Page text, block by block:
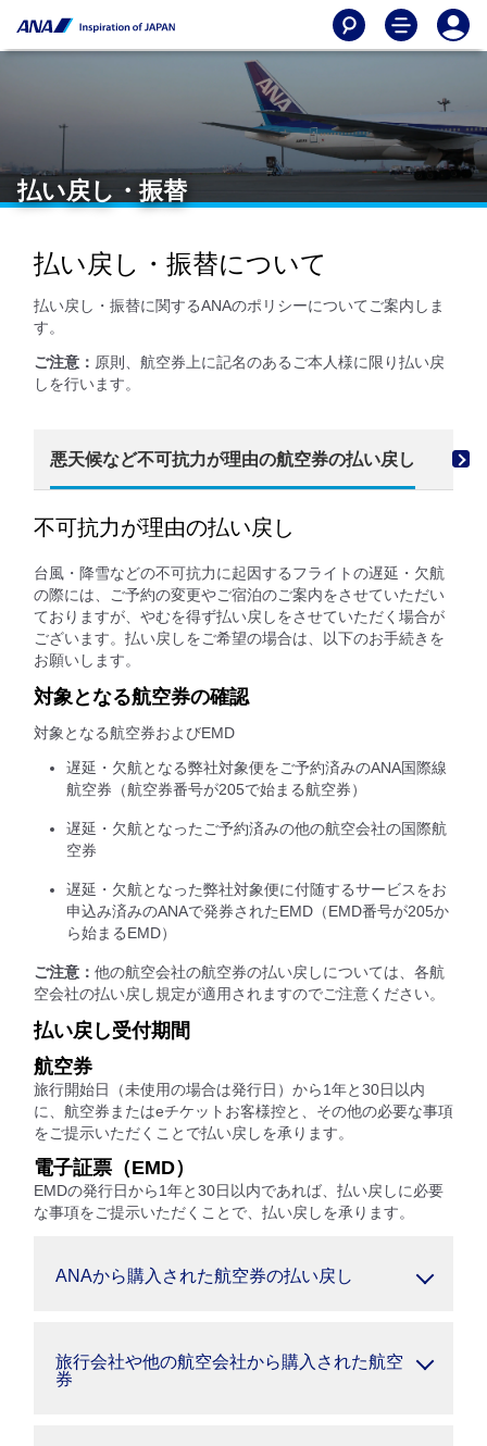
払い戻し・振替
払い戻し・振替について
払い戻し・振替に関するANAのポリシーについてご案内しま
す。
ご注意： 原則、航空券上に記名のあるご本人様に限り払い戻
しを行います。
悪天候など不可抗力が理由の航空券の払い戻し 機
不可抗力が理由の払い戻し
台風・降雪などの不可抗力に起因するフライトの遅延・欠航
の際には、ご予約の変更やご宿泊のご案内をさせていただい
ておりますが、やむを得ず払い戻しをさせていただく場合が
ございます。払い戻しをご希望の場合は、以下のお手続きを
お願いします。
対象となる航空券の確認
対象となる航空券およびEMD
遅延・欠航となる弊社対象便をご予約済みのANA国際線
航空券（航空券番号が205で始まる航空券）
遅延・欠航となったご予約済みの他の航空会社の国際航
空券
遅延・欠航となった弊社対象便に付随するサービスをお
申込み済みのANAで発券されたEMD（EMD番号が205か
ら始まるEMD）
ご注意： 他の航空会社の航空券の払い戻しについては、各航
空会社の払い戻し規定が適用されますのでご注意ください。
払い戻し受付期間
航空券
旅行開始日（未使用の場合は発行日）から1年と30日以内
に、航空券またはeチケットお客様控と、その他の必要な事項
をご提示いただくことで払い戻しを承ります。
電子証票（EMD）
EMDの発行日から1年と30日以内であれば、払い戻しに必要
な事項をご提示いただくことで、払い戻しを承ります。
ANAから購入された航空券の払い戻し
旅行会社や他の航空会社から購入された航空
券